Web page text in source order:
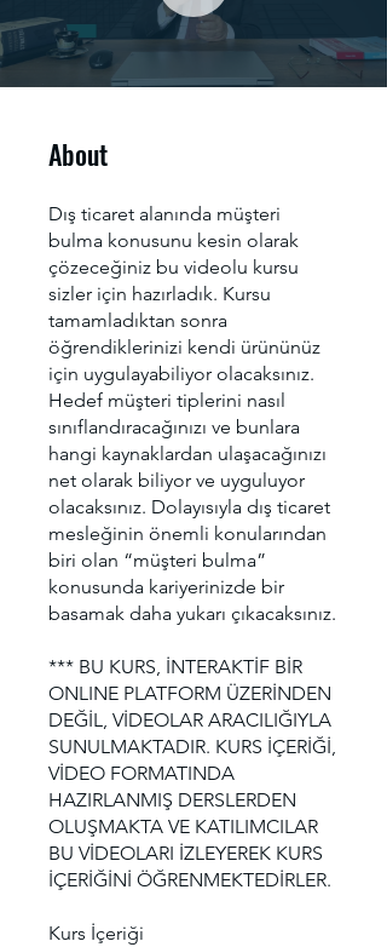
About
Dış ticaret alanında müşteri
bulma konusunu kesin olarak
çözeceğiniz bu videolu kursu
sizler için hazırladık. Kursu
tamamladıktan sonra
öğrendiklerinizi kendi ürününüz
için uygulayabiliyor olacaksınız.
Hedef müşteri tiplerini nasıl
sınıflandıracağınızı ve bunlara
hangi kaynaklardan ulaşacağınızı
net olarak biliyor ve uyguluyor
olacaksınız. Dolayısıyla dış ticaret
mesleğinin önemli konularından
biri olan “müşteri bulma”
konusunda kariyerinizde bir
basamak daha yukarı çıkacaksınız.
*** BU KURS, İNTERAKTİF BİR
ONLINE PLATFORM ÜZERİNDEN
DEĞİL, VİDEOLAR ARACILIĞIYLA
SUNULMAKTADIR. KURS İÇERİĞİ,
VİDEO FORMATINDA
HAZIRLANMIŞ DERSLERDEN
OLUŞMAKTA VE KATILIMCILAR
BU VİDEOLARI İZLEYEREK KURS
İÇERİĞİNİ ÖĞRENMEKTEDİRLER.
Kurs İçeriği